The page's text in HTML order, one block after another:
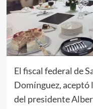
El fiscal federal de
Domínguez, aceptó
del presidente